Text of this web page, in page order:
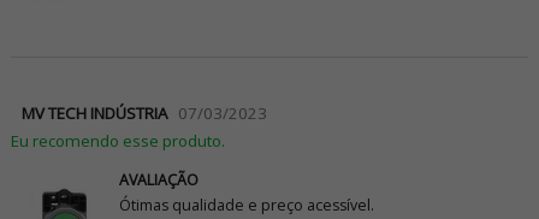
MV TECH INDÚSTRIA 07/03/2023
Eu recomendo esse produto.
AVALIAÇÃO
Ótimas qualidade e preço acessível.